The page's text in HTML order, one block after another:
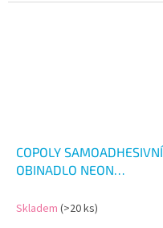
COPOLY SAMOADHESIVNÍ
OBINADLO NEON
Skladem (>20 ks)